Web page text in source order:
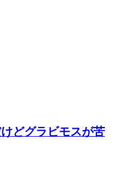
どグラビモスが苦